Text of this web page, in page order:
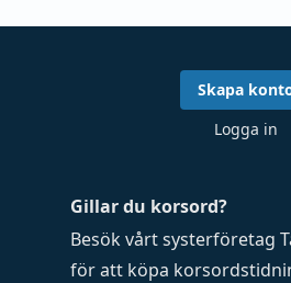
Gillar du korsord?
Besök vårt systerföretag
för att köpa
Skapa
Logga in